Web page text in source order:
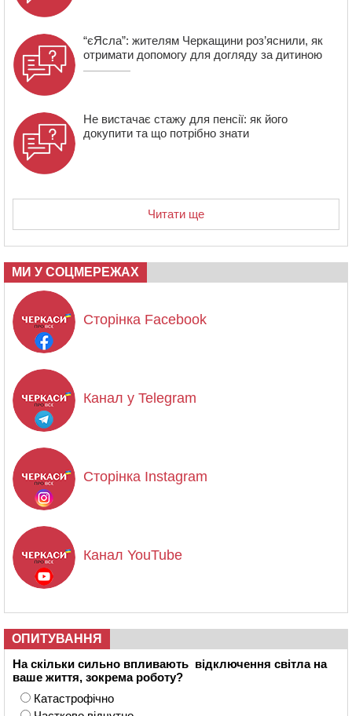
“єЯсла”: жителям Черкащини роз’яснили, як
отримати допомогу для догляду за дитиною
Не вистачає стажу для пенсії: як його
докупити та що потрібно знати
Читати ще
МИ У СОЦМЕРЕЖАХ
Сторінка Facebook
Канал у Telegram
Сторінка Instagram
Канал YouTube
ОПИТУВАННЯ
На скільки сильно впливають відключення світла на
ваше життя, зокрема роботу?
Катастрофічно